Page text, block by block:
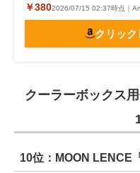
￥3802026/07/15 02:37時点｜
クリック
クーラーボックス
10位：MOON LENCE